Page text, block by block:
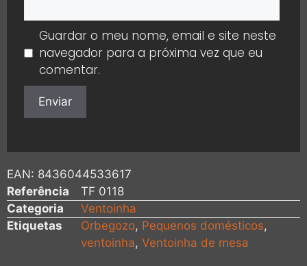
Guardar o meu nome, email e site neste
navegador para a próxima vez que eu
comentar.
EAN: 8436044533617
Referência
TF 0118
Categoria
Ventoinha
Etiquetas
Orbegozo, Pequenos domésticos,
ventoinha, Ventoinha de mesa